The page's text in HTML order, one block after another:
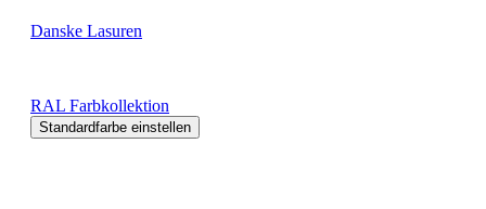
Danske Lasuren
RAL Farbkollektion
Standardfarbe einstellen